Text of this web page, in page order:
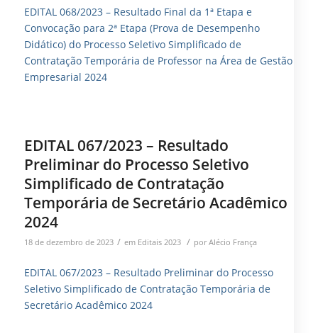
EDITAL 068/2023 – Resultado Final da 1ª Etapa e
Convocação para 2ª Etapa (Prova de Desempenho
Didático) do Processo Seletivo Simplificado de
Contratação Temporária de Professor na Área de Gestão
Empresarial 2024
EDITAL 067/2023 – Resultado
Preliminar do Processo Seletivo
Simplificado de Contratação
Temporária de Secretário Acadêmico
2024
18 de dezembro de 2023 / em Editais 2023 / porAlécio França
EDITAL 067/2023 – Resultado Preliminar do Processo
Seletivo Simplificado de Contratação Temporária de
Secretário Acadêmico 2024